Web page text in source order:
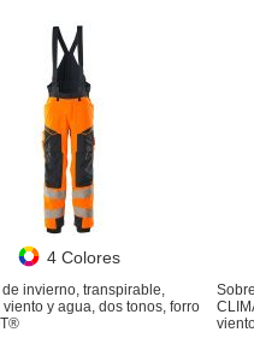
4 Colores
de invierno, transpirable,
y agua, dos tonos, forro